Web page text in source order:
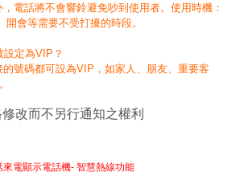
電話將不會響鈴避免吵到使用者。使用時機：
開會等需要不受打擾的時段。
設定為VIP？
號碼都可設為VIP，如家人、朋友、重要客
改而不另行通知之權利
來電顯示電話機- 智慧熱線功能